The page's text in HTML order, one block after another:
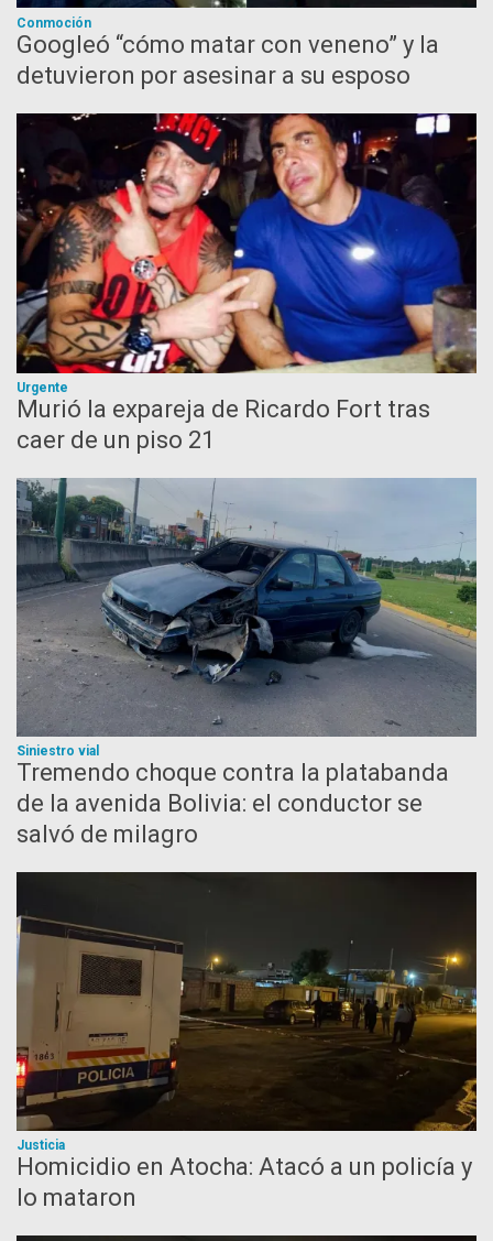
Conmoción
Googleó “cómo matar con veneno” y la
detuvieron por asesinar a su esposo
Urgente
Murió la expareja de Ricardo Fort tras
caer de un piso 21
Siniestro vial
Tremendo choque contra la platabanda
de la avenida Bolivia: el conductor se
salvó de milagro
Justicia
Homicidio en Atocha: Atacó a un policía y
lo mataron